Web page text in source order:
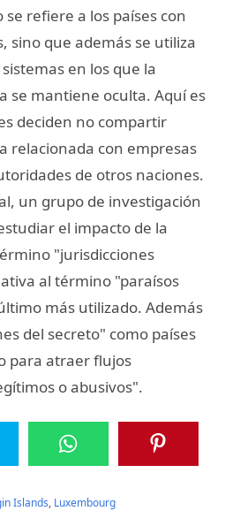
refiere a los países con
sino que además se utiliza
en los que la
se mantiene oculta. Aquí es
deciden no compartir
relacionada con empresas
de otros naciones.
un grupo de investigación
el impacto de la
"jurisdicciones
al término "paraísos
más utilizado. Además
del secreto" como países
para atraer flujos
o abusivos".
Islands, Luxembourg